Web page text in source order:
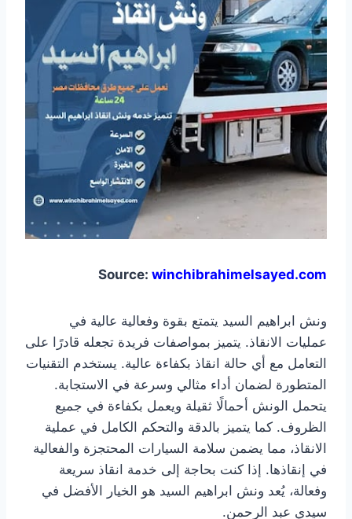
Source: winchibrahimelsayed.com
ونش ابراهيم السيد يتمتع بقوة وفعالية عالية في
عمليات الانقاذ. يتميز بمواصفات فريدة تجعله قادرًا على
التعامل مع أي حالة انقاذ بكفاءة عالية. يستخدم التقنيات
المتطورة لضمان أداء مثالي وسرعة في الاستجابة.
يتحمل الونش أحمالًا ثقيلة ويعمل بكفاءة في جميع
الظروف. كما يتميز بالدقة والتحكم الكامل في عملية
الانقاذ، مما يضمن سلامة السيارات المحتجزة والفعالية
في إنقاذها. إذا كنت بحاجة إلى خدمة انقاذ سريعة
وفعالة، يُعد ونش ابراهيم السيد هو الخيار الأفضل في
سيدي عبد الرحمن.